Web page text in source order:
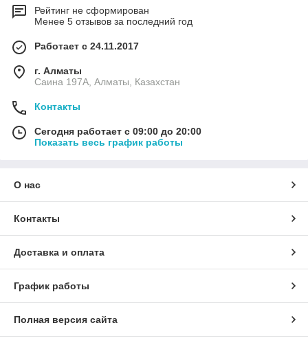
Рейтинг не сформирован
Менее 5 отзывов за последний год
Работает с 24.11.2017
г. Алматы
Саина 197А, Алматы, Казахстан
Контакты
Сегодня работает с 09:00 до 20:00
Показать весь график работы
О нас
Контакты
Доставка и оплата
График работы
Полная версия сайта